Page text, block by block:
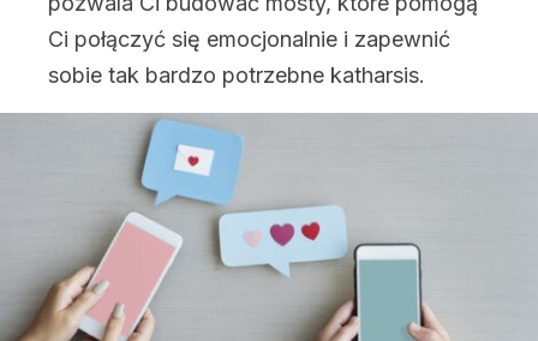
Ci połączyć się emocjonalnie i zapewnić
sobie tak bardzo potrzebne katharsis.